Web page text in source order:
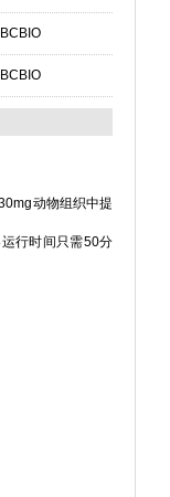
动物组织中提
行时间只需50分